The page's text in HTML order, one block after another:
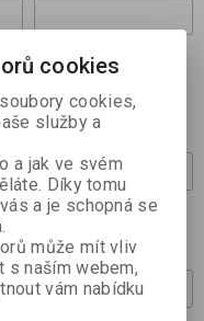
cookies
cookies,
služby a
a jak ve svém
Díky tomu
a je schopná se
může mít vliv
s naším webem,
vám nabídku